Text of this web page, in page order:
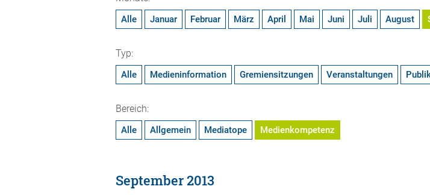
Alle Januar Februar März April Mai Juni Juli August
Typ:
Alle Medieninformation Gremiensitzungen Veranstaltungen
Bereich:
Alle Allgemein Mediatope Medienkompetenz
September 2013